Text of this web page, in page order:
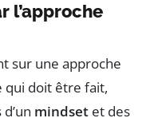
l’approche
sur une approche
qui doit être fait,
mindset et des